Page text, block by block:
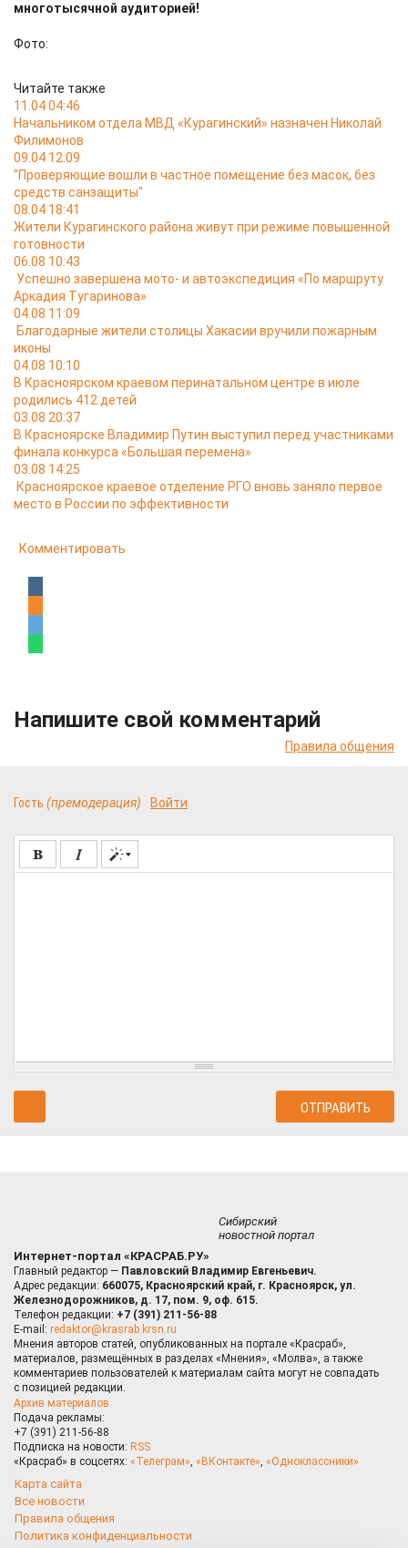
многотысячной аудиторией!
Фото:
Читайте также
11.04 04:46
Начальником отдела МВД «Курагинский» назначен Николай
Филимонов
09.04 12:09
"Проверяющие вошли в частное помещение без масок, без
средств санзащиты"
08.04 18:41
Жители Курагинского района живут при режиме повышенной
готовности
06.08 10:43
Успешно завершена мото- и автоэкспедиция «По маршруту
Аркадия Тугаринова»
04.08 11:09
Благодарные жители столицы Хакасии вручили пожарным
иконы
04.08 10:10
В Красноярском краевом перинатальном центре в июле
родились 412 детей
03.08 20:37
В Красноярске Владимир Путин выступил перед участниками
финала конкурса «Большая перемена»
03.08 14:25
Красноярское краевое отделение РГО вновь заняло первое
место в России по эффективности
Комментировать
Напишите свой комментарий
Правила общения
Гость (премодерация) Войти
Сибирский
новостной портал
Интернет-портал «КРАСРАБ.РУ»
Главный редактор — Павловский Владимир Евгеньевич.
Адрес редакции: 660075, Красноярский край, г. Красноярск, ул.
Железнодорожников, д. 17, пом. 9, оф. 615.
Телефон редакции: +7 (391) 211-56-88
E-mail: redaktor@krasrab.krsn.ru
Мнения авторов статей, опубликованных на портале «Красраб»,
материалов, размещённых в разделах «Мнения», «Молва», а также
комментариев пользователей к материалам сайта могут не совпадать
с позицией редакции.
Архив материалов
Подача рекламы:
+7 (391) 211-56-88
Подписка на новости: RSS
«Красраб» в соцсетях: «Телеграм», «ВКонтакте», «Одноклассники»
Карта сайта
Все новости
Правила общения
Политика конфиденциальности